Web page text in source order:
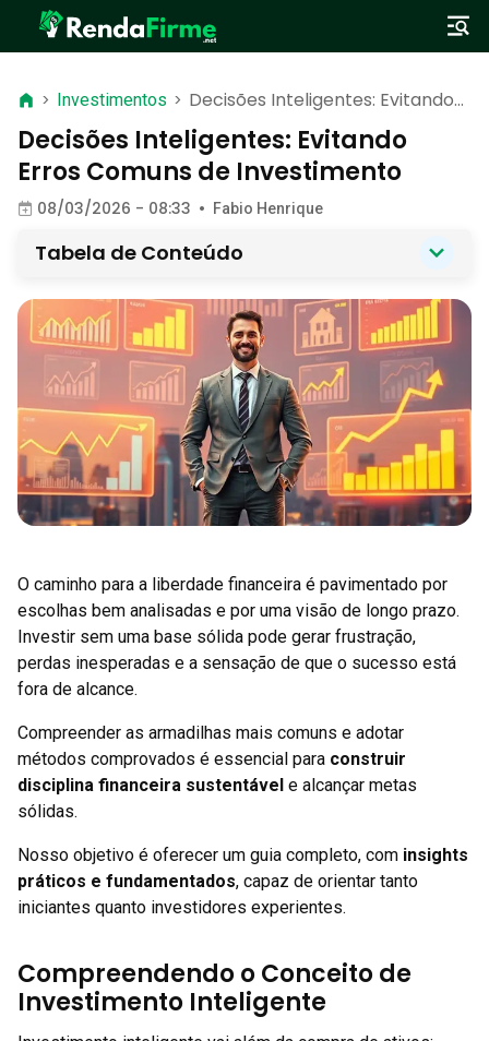
> Investimentos > Decisões Inteligentes: Evitando
Erros Comuns de Investimento
Decisões Inteligentes: Evitando
Erros Comuns de Investimento
08/03/2026 - 08:33 • Fabio Henrique
Tabela de Conteúdo
O caminho para a liberdade financeira é pavimentado por
escolhas bem analisadas e por uma visão de longo prazo.
Investir sem uma base sólida pode gerar frustração,
perdas inesperadas e a sensação de que o sucesso está
fora de alcance.
Compreender as armadilhas mais comuns e adotar
métodos comprovados é essencial para construir
disciplina financeira sustentável e alcançar metas
sólidas.
Nosso objetivo é oferecer um guia completo, com insights
práticos e fundamentados, capaz de orientar tanto
iniciantes quanto investidores experientes.
Compreendendo o Conceito de
Investimento Inteligente